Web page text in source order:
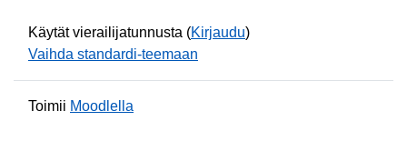
Käytät vierailijatunnusta (Kirjaudu)
Vaihda standardi-teemaan
Toimii Moodlella